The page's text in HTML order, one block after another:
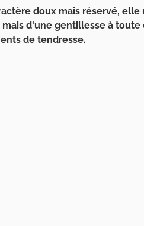
doux mais réservé,
d'une gentillesse à
de tendresse.